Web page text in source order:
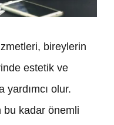
bireylerin
estetik ve
yardımcı olur.
bu kadar önemli